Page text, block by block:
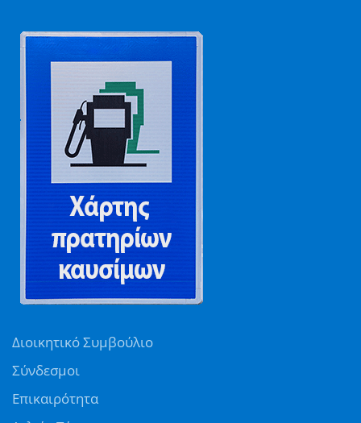
Διοικητικό Συμβούλιο
Σύνδεσμοι
Επικαιρότητα